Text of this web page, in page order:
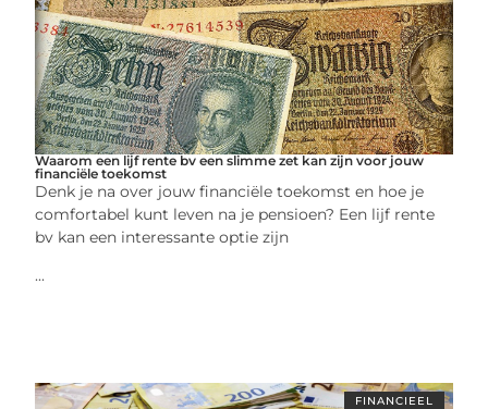
Waarom een lijf rente bv een slimme zet kan zijn voor jouw
financiële toekomst
Denk je na over jouw financiële toekomst en hoe je
comfortabel kunt leven na je pensioen? Een lijf rente
bv kan een interessante optie zijn
...
FINANCIEEL